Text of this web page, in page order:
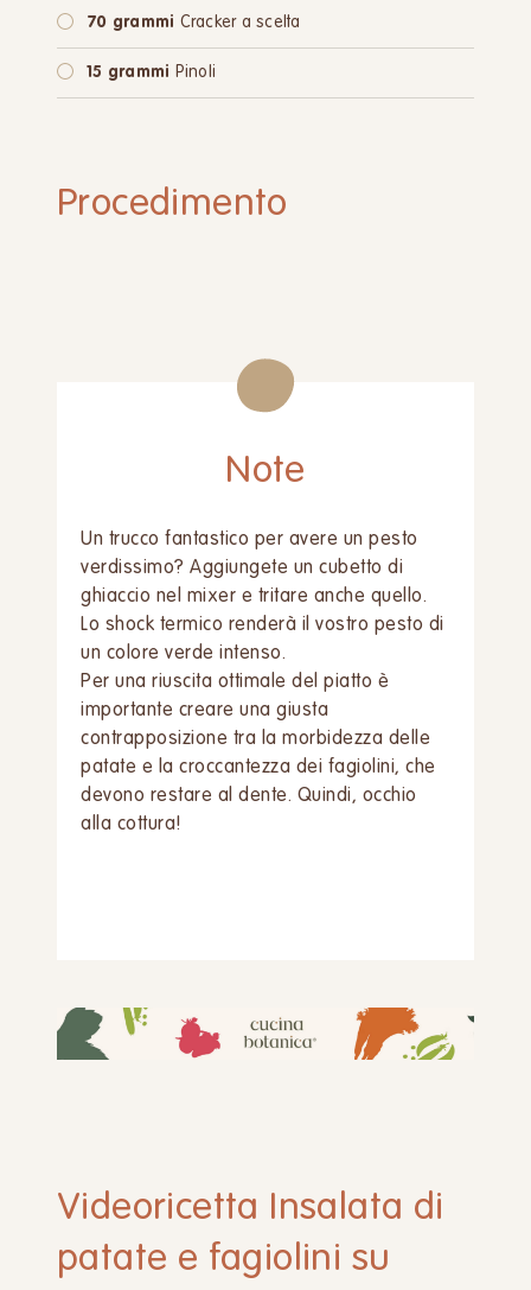
70 grammi Cracker a scelta
15 grammi Pinoli
Procedimento
Note
Un trucco fantastico per avere un pesto
verdissimo? Aggiungete un cubetto di
ghiaccio nel mixer e tritare anche quello.
Lo shock termico renderà il vostro pesto di
un colore verde intenso.
Per una riuscita ottimale del piatto è
importante creare una giusta
contrapposizione tra la morbidezza delle
patate e la croccantezza dei fagiolini, che
devono restare al dente. Quindi, occhio
alla cottura!
Videoricetta Insalata di
patate e fagiolini su